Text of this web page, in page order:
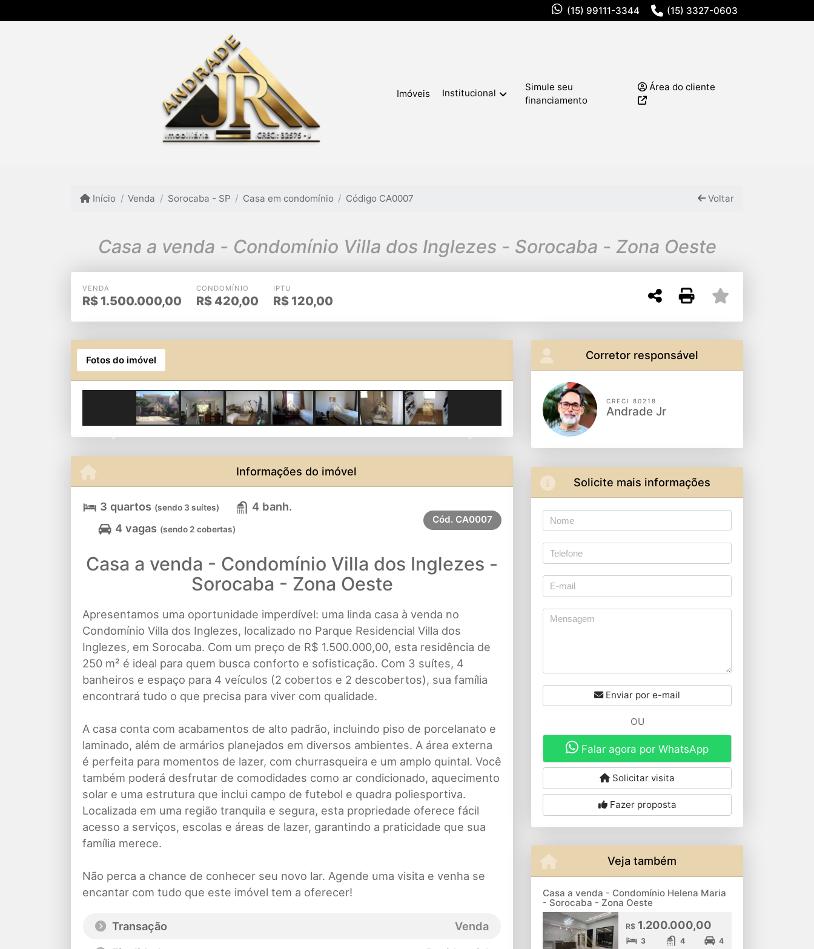
(15) 99111-3344 (15) 3327-0603
Imóveis Institucional
Simule seu
financiamento
Área do cliente
Início Venda Sorocaba - SP Casa em condomínio Código CA0007 Voltar
Casa a venda - Condomínio Villa dos Inglezes - Sorocaba - Zona Oeste
VENDA
R$ 1.500.000,00
CONDOMÍNIO
R$ 420,00
IPTU
R$ 120,00
Fotos do imóvel
Previous Next
Informações do imóvel
3 quartos (sendo 3 suítes)
4 banh.
4 vagas (sendo 2 cobertas)
Cód. CA0007
Casa a venda - Condomínio Villa dos Inglezes -
Sorocaba - Zona Oeste
Apresentamos uma oportunidade imperdível: uma linda casa à venda no
Condomínio Villa dos Inglezes, localizado no Parque Residencial Villa dos
Inglezes, em Sorocaba. Com um preço de R$ 1.500.000,00, esta residência de
250 m² é ideal para quem busca conforto e sofisticação. Com 3 suítes, 4
banheiros e espaço para 4 veículos (2 cobertos e 2 descobertos), sua família
encontrará tudo o que precisa para viver com qualidade.
A casa conta com acabamentos de alto padrão, incluindo piso de porcelanato e
laminado, além de armários planejados em diversos ambientes. A área externa
é perfeita para momentos de lazer, com churrasqueira e um amplo quintal. Você
também poderá desfrutar de comodidades como ar condicionado, aquecimento
solar e uma estrutura que inclui campo de futebol e quadra poliesportiva.
Localizada em uma região tranquila e segura, esta propriedade oferece fácil
acesso a serviços, escolas e áreas de lazer, garantindo a praticidade que sua
família merece.
Não perca a chance de conhecer seu novo lar. Agende uma visita e venha se
encantar com tudo que este imóvel tem a oferecer!
Transação
Venda
Corretor responsável
CRECI 80218
Andrade Jr
Solicite mais informações
Enviar por e-mail
OU
Falar agora por WhatsApp
Solicitar visita
Fazer proposta
Veja também
Casa a venda - Condomínio Helena Maria
- Sorocaba - Zona Oeste
R$1.200.000,00
3 4 4